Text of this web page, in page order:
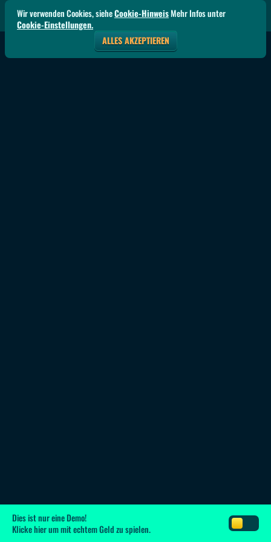
Dies ist nur eine Demo!
Klicke hierum mit echtem Geld zu spielen.
Wir verwenden Cookies, sieheCookie-HinweisMehr Infos unter
Cookie-Einstellungen.
ALLES AKZEPTIEREN